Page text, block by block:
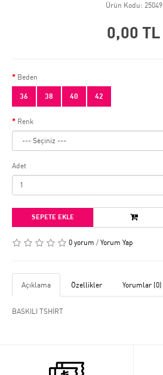
Ürün Kodu: 25049
0,00 TL
Beden
36 38 40 42
Renk
Adet
SEPETE EKLE
0 yorum / Yorum Yap
Açıklama Özellikler Yorumlar (0)
BASKILI TSHİRT